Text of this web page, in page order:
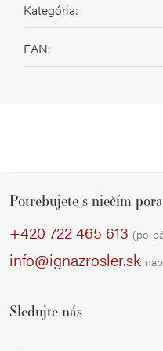
Kategória:
EAN:
Potrebujete s niečím
+420 722 465 613 (po-
info@ignazrosler.sk
Sledujte nás